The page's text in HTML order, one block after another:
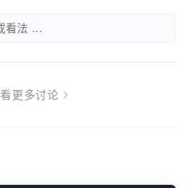
看法 ...
更多讨论